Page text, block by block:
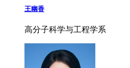
王幽香
高分子科学与工程学系